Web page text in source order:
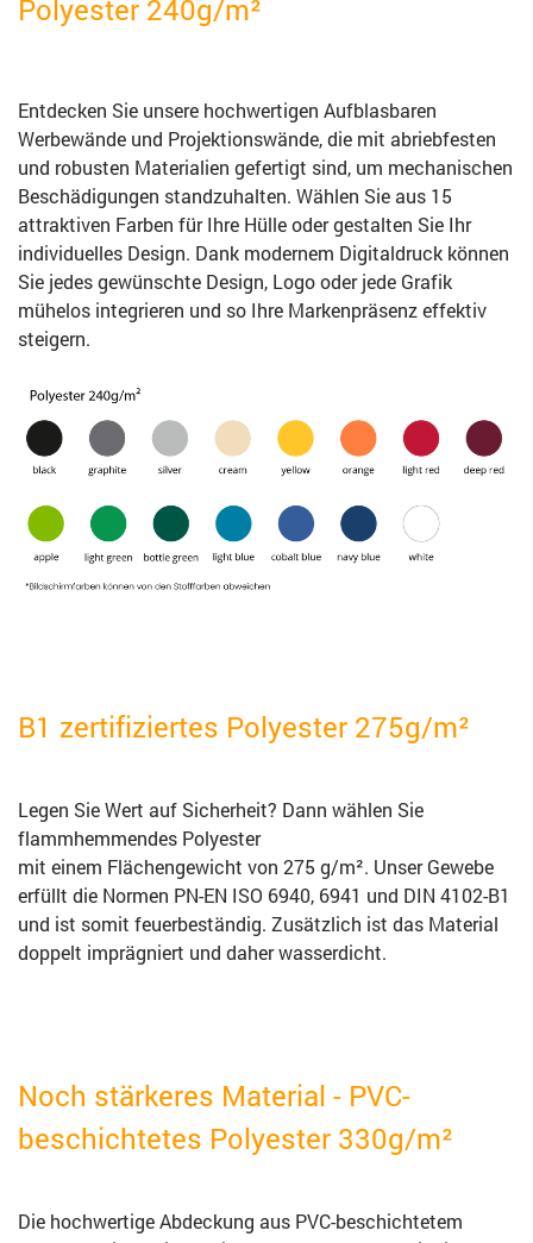
Polyester 240g/m²
Entdecken Sie unsere hochwertigen Aufblasbaren
Werbewände und Projektionswände, die mit abriebfesten
und robusten Materialien gefertigt sind, um mechanischen
Beschädigungen standzuhalten. Wählen Sie aus 15
attraktiven Farben für Ihre Hülle oder gestalten Sie Ihr
individuelles Design. Dank modernem Digitaldruck können
Sie jedes gewünschte Design, Logo oder jede Grafik
mühelos integrieren und so Ihre Markenpräsenz effektiv
steigern.
B1 zertifiziertes Polyester 275g/m²
Legen Sie Wert auf Sicherheit? Dann wählen Sie
flammhemmendes Polyester
mit einem Flächengewicht von 275 g/m². Unser Gewebe
erfüllt die Normen PN-EN ISO 6940, 6941 und DIN 4102-B1
und ist somit feuerbeständig. Zusätzlich ist das Material
doppelt imprägniert und daher wasserdicht.
Noch stärkeres Material - PVC-
beschichtetes Polyester 330g/m²
Die hochwertige Abdeckung aus PVC-beschichtetem